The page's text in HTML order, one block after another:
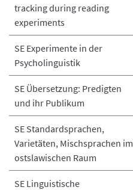
tracking during reading
experiments
SE Experimente in der
Psycholinguistik
SE Übersetzung: Predigten
und ihr Publikum
SE Standardsprachen,
Varietäten, Mischsprachen im
ostslawischen Raum
SE Linguistische